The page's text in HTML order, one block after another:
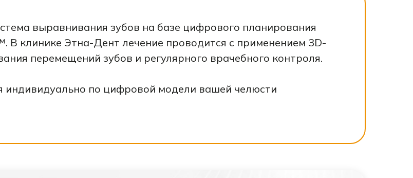
выравнивания зубов на базе цифрового планирования
В клинике Этна-Дент лечение проводится с применением 3D-
перемещений зубов и регулярного врачебного контроля.
индивидуально по цифровой модели вашей челюсти